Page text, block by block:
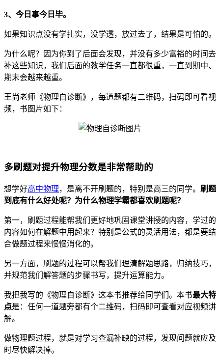
3、今日事今日毕。
如果知识点没有学扎实，没学透，放过去了，结果是可怕的。
为什么呢？因为你到了后面会发现，并没有多少富裕的时间去
补这些知识，我们后面的教学任务一直都很重，一直到期中、
期末会越来越重。
王尚老师《物理自诊断》，每道题都有二维码，扫码即可看视
频，书图片如下：
多刷题对提升物理分数是非常帮助的
想学好高中物理，是离不开刷题的，特别是高三的同学。 刷题
到底有什么好处呢？为什么物理学霸都喜欢刷题呢？
第一，刷题过程能帮我们更好地巩固课堂讲授的内容，学过的
内容如何在解题中用起来？特别是公式的灵活用法，都是要结
合做题过程来慢慢消化的。
另一方面，刷题的过程可以帮我们理清解题思路，归纳技巧，
并规范我们解答题的步骤书写，提升运算能力。
我把我写的《物理自诊断》这本书推荐给同学们。本书最大特
点是：任何一道题旁都有个二维码，扫码即可查看对应视频讲
解。
做物理题过程，就是对学习查漏补缺的过程，发现问题就应及
时尽快解决掉。